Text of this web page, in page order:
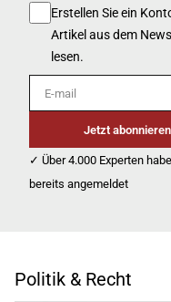
Erstellen Sie ein
Artikel aus dem
lesen.
E-mail
Jetzt
✓ Über 4.000 Experten
bereits angemeldet
Politik & Recht